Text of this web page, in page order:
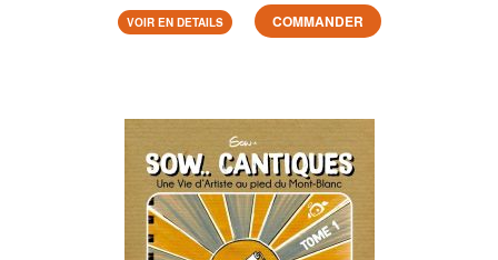
VOIR EN DETAILS COMMANDER